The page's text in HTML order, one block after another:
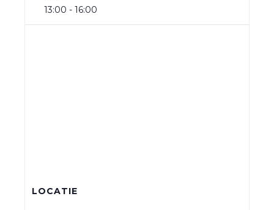
13:00 - 16:00
LOCATIE